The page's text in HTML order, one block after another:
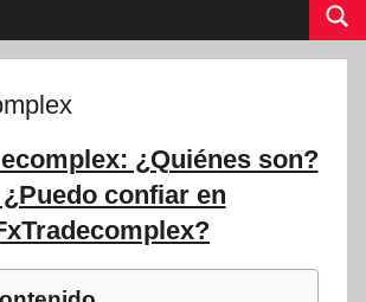
¿Quiénes son?
¿Puedo confiar en